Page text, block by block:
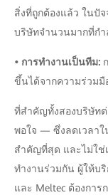
สิ่งที่ถูกต้องแล้ว ในปั
บริษัทจำนวนมากที่กำ
• การทำงานเป็นทีม:
ขึ้นได้จากความร่วมมื
ที่สำคัญทั้งสองบริษัทต่
พอใจ — ซึ่งลดเวลาใ
สำคัญที่สุด และไม่ใช่
ทำงานร่วมกัน ผู้ให้บ
และ Meltec ต้องกา